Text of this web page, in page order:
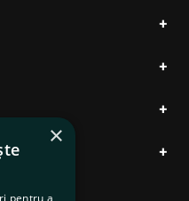
+
+
+
+
×
pentru a